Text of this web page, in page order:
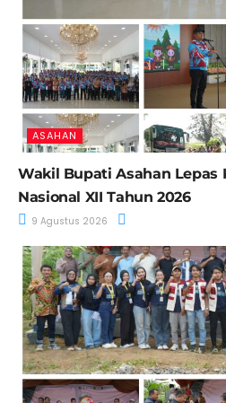
ASAHAN
Wakil Bupati Asahan Lepas
Nasional XII Tahun 2026
9 Agustus 2026